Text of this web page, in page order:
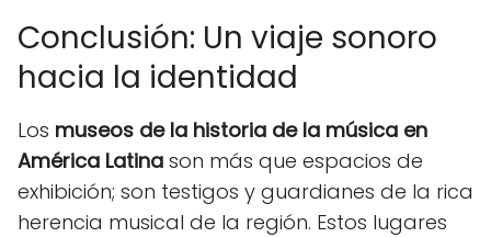
Conclusión: Un viaje sonoro
hacia la identidad
Los museos de la historia de la música en
América Latina son más que espacios de
exhibición; son testigos y guardianes de la rica
herencia musical de la región. Estos lugares